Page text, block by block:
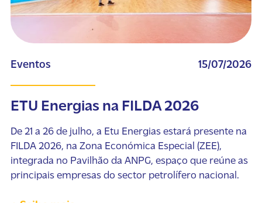
Eventos 15/07/2026
ETU Energias na FILDA 2026
De 21 a 26 de julho, a Etu Energias estará presente na
FILDA 2026, na Zona Económica Especial (ZEE),
integrada no Pavilhão da ANPG, espaço que reúne as
principais empresas do sector petrolífero nacional.